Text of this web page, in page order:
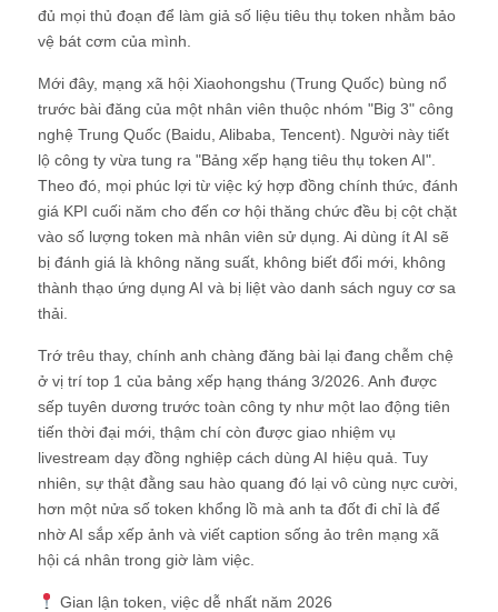
đủ mọi thủ đoạn để làm giả số liệu tiêu thụ token nhằm bảo
vệ bát cơm của mình.
Mới đây, mạng xã hội Xiaohongshu (Trung Quốc) bùng nổ
trước bài đăng của một nhân viên thuộc nhóm "Big 3" công
nghệ Trung Quốc (Baidu, Alibaba, Tencent). Người này tiết
lộ công ty vừa tung ra "Bảng xếp hạng tiêu thụ token AI".
Theo đó, mọi phúc lợi từ việc ký hợp đồng chính thức, đánh
giá KPI cuối năm cho đến cơ hội thăng chức đều bị cột chặt
vào số lượng token mà nhân viên sử dụng. Ai dùng ít AI sẽ
bị đánh giá là không năng suất, không biết đổi mới, không
thành thạo ứng dụng AI và bị liệt vào danh sách nguy cơ sa
thải.
Trớ trêu thay, chính anh chàng đăng bài lại đang chễm chệ
ở vị trí top 1 của bảng xếp hạng tháng 3/2026. Anh được
sếp tuyên dương trước toàn công ty như một lao động tiên
tiến thời đại mới, thậm chí còn được giao nhiệm vụ
livestream dạy đồng nghiệp cách dùng AI hiệu quả. Tuy
nhiên, sự thật đằng sau hào quang đó lại vô cùng nực cười,
hơn một nửa số token khổng lồ mà anh ta đốt đi chỉ là để
nhờ AI sắp xếp ảnh và viết caption sống ảo trên mạng xã
hội cá nhân trong giờ làm việc.
Gian lận token, việc dễ nhất năm 2026